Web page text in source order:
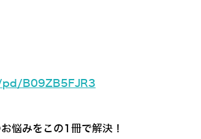
B09ZB5FJR3
悩みをこの1冊で解決！